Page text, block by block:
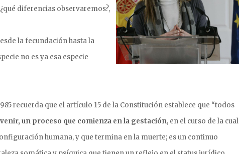
diferencias observaremos?,
la fecundación hasta la
no es ya esa especie
recuerda que el artículo 15 de la Constitución establece que “todos
un proceso que comienza en la gestación, en el curso de la cual
humana, y que termina en la muerte; es un continuo